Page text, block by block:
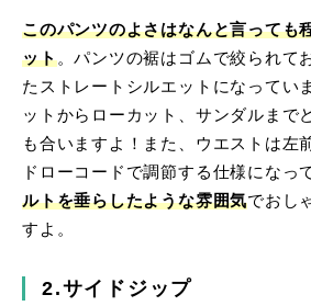
このパンツのよさはなんと言っても
ット。パンツの裾はゴムで絞られて
たストレートシルエットになってい
ットからローカット、サンダルまで
も合いますよ！また、ウエストは左
ドローコードで調節する仕様になっ
ルトを垂らしたような雰囲気でおし
すよ。
2.サイドジップ